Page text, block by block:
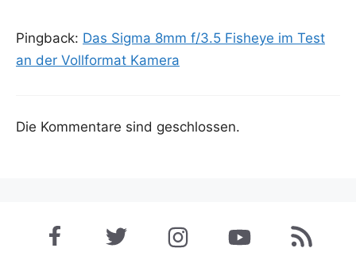
Pingback: Das Sigma 8mm f/3.5 Fisheye im Test
an der Vollformat Kamera
Die Kommentare sind geschlossen.